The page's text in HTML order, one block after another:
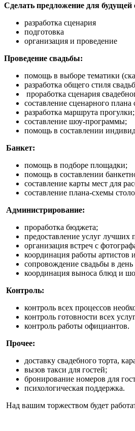
Сделать предложение для будущей
разработка сценария
подготовка
организация и проведение
Проведение свадьбы:
помощь в выборе тематики
разработка общего стиля
проработка сценария
составление сценарного
разработка маршрута прогулки;
составление шоу-программы;
помощь в составлении
Банкет:
помощь в подборе площадки;
помощь в составлении
составление карты мест для
составление плана-схемы
Администрирование:
проработка бюджета;
предоставление услуг лучших
организация встреч с
координация работы артистов
сопровождение свадьбы в день
координация выноса блюд и
Контроль:
контроль всех процессов
контроль готовности всех
контроль работы официантов.
Прочее:
доставку свадебного торта,
вызов такси для гостей;
бронирование номеров для
психологическая поддержка.
Над вашим торжеством будет